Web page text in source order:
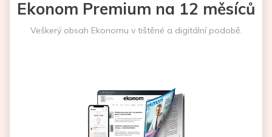
Ekonom Premium na 12 měsíců
Veškerý obsah Ekonomu v tištěné a digitální podobě.